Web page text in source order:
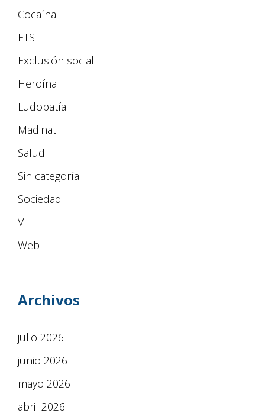
Cocaína
ETS
Exclusión social
Heroína
Ludopatía
Madinat
Salud
Sin categoría
Sociedad
VIH
Web
Archivos
julio 2026
junio 2026
mayo 2026
abril 2026